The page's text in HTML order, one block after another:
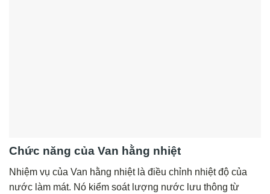
Chức năng của Van hằng nhiệt
Nhiệm vụ của Van hằng nhiệt là điều chỉnh nhiệt độ của
nước làm mát. Nó kiểm soát lượng nước lưu thông từ